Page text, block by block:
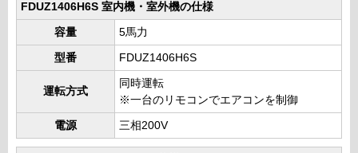
FDUZ1406H6S 室内機・室外機の仕様
容量 5馬力
型番 FDUZ1406H6S
運転方式
同時運転
※一台のリモコンでエアコンを制御
電源 三相200V